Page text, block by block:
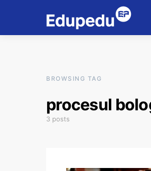
BROWSING TAG
procesul
3 posts